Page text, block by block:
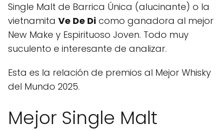
Single Malt de Barrica Única (alucinante) o la
vietnamita Ve De Di como ganadora al mejor
New Make y Espirituoso Joven. Todo muy
suculento e interesante de analizar.
Esta es la relación de premios al Mejor Whisky
del Mundo 2025.
Mejor Single Malt